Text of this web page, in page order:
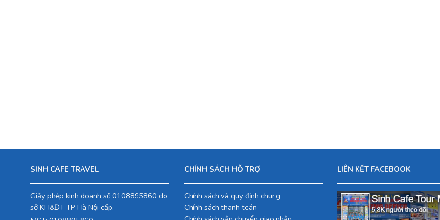
SINH CAFE TRAVEL
Giấy phép kinh doanh số 0108895860 do
sở KH&ĐT TP Hà Nội cấp.
CHÍNH SÁCH HỖ TRỢ
Chính sách và quy định chung
Chính sách thanh toán
LIÊN KẾT FACEBOOK